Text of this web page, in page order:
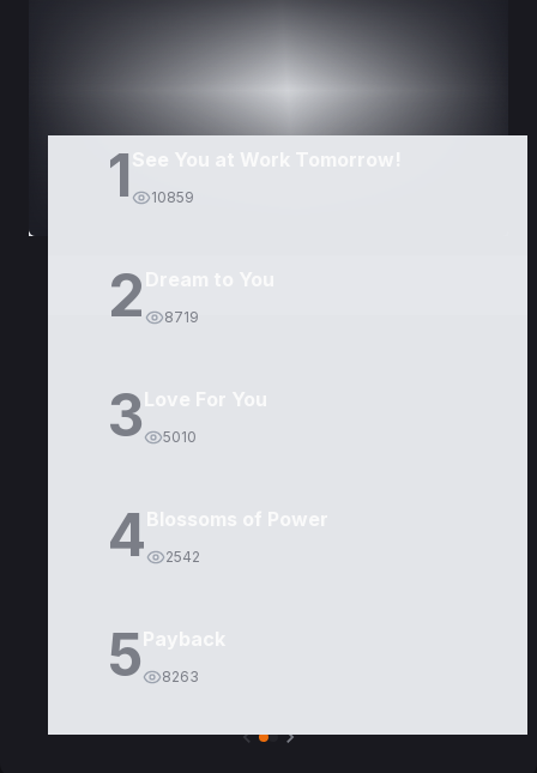
1 10859
2 8719
3 5010
4 2542
5 8263